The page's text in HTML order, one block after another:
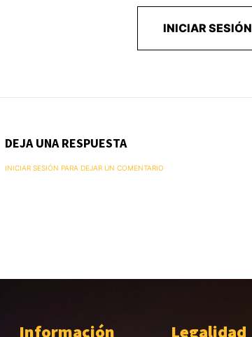
INICIAR SESIÓN
DEJA UNA RESPUESTA
INICIAR SESIÓN PARA DEJAR UN COMENTARIO
Información Legalidad